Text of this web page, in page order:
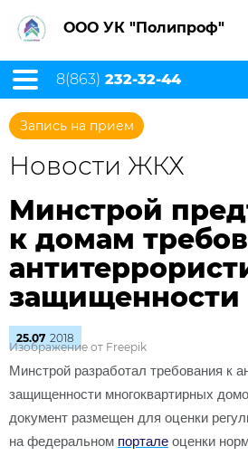
ООО УК "Полипроф"
8(863) 232-32-44
Запись на прием
Новости ЖКХ
Минстрой
к домам
защищенности
25.07 2018
Изображение от Freepik
Минстрой разработал требования к
защищенности многоквартирных
документ размещен для оценки
на федеральном портале оценки